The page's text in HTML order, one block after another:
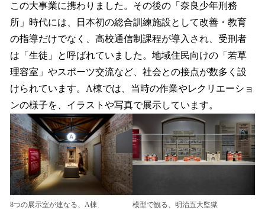
この大事業に携わりました。その後の「奈良少年刑務
所」時代には、日本初の総合訓練施設として改善・教育
の指導だけでなく、高校通信制課程が導入され、受刑者
は「生徒」と呼ばれていました。地域住民向けの「若草
理容室」やスポーツ交流など、社会との接点が数多く設
けられています。A棟では、当時の作業やレクリエーショ
ンの様子を、イラストや写真で展示しています。
8つの展示室が連なる、A棟 模型で観る、明治五大監獄